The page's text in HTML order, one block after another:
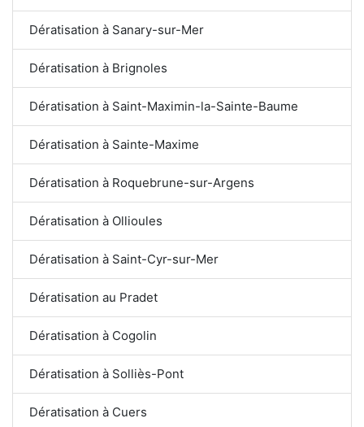
Dératisation à Sanary-sur-Mer
Dératisation à Brignoles
Dératisation à Saint-Maximin-la-Sainte-Baume
Dératisation à Sainte-Maxime
Dératisation à Roquebrune-sur-Argens
Dératisation à Ollioules
Dératisation à Saint-Cyr-sur-Mer
Dératisation au Pradet
Dératisation à Cogolin
Dératisation à Solliès-Pont
Dératisation à Cuers